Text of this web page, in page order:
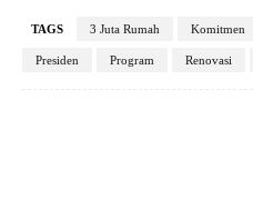
TAGS 3 Juta Rumah Komitmen
Presiden Program Renovasi